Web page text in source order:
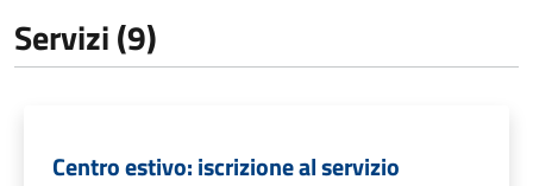
Servizi (9)
Centro estivo: iscrizione al servizio